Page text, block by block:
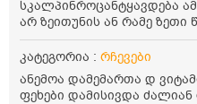
სახლოს პორობებში
კერთინი სალონში არც
მგრძნობიარე კანი აქ ს
თაბი.ოღენაბს ოლეა
თმა იშვერს აქეთ იქეთ და
არ შველის
სკალპინროცანტყავდება
არ ზეითუნის ან რამე ზეთი
პერიოდული რონელინზეთი
ღუბშეიკება
კატეგორია : რჩევები
ანემოა დამემართა დ
ფეხები დამისივდა